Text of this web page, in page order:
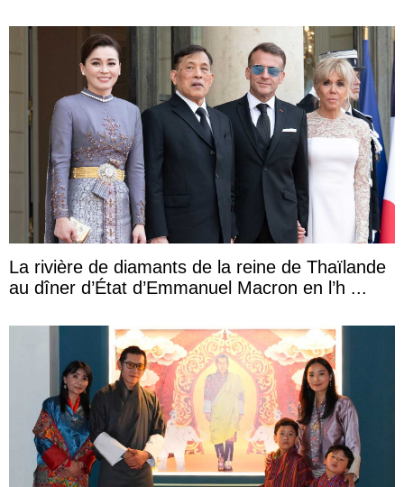
La rivière de diamants de la reine de Thaïlande
au dîner d’État d’Emmanuel Macron en l’h ...